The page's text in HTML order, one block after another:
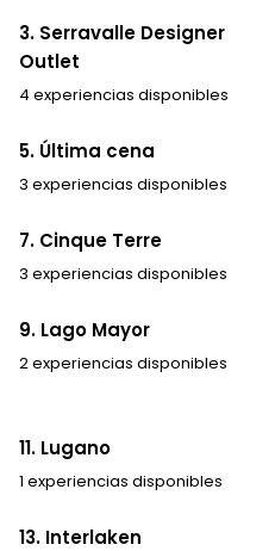
3. Serravalle Designer
Outlet
4 experiencias disponibles
5. Última cena
3 experiencias disponibles
7. Cinque Terre
3 experiencias disponibles
9. Lago Mayor
2 experiencias disponibles
11. Lugano
1 experiencias disponibles
13. Interlaken